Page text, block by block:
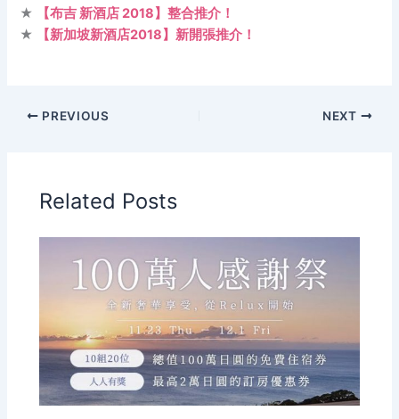
★
【布吉 新酒店 2018】整合推介！
★
【新加坡新酒店2018】新開張推介！
PREVIOUS NEXT
Related Posts